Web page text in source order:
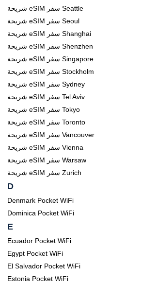
شريحة eSIM سفر Seattle
شريحة eSIM سفر Seoul
شريحة eSIM سفر Shanghai
شريحة eSIM سفر Shenzhen
شريحة eSIM سفر Singapore
شريحة eSIM سفر Stockholm
شريحة eSIM سفر Sydney
شريحة eSIM سفر Tel Aviv
شريحة eSIM سفر Tokyo
شريحة eSIM سفر Toronto
شريحة eSIM سفر Vancouver
شريحة eSIM سفر Vienna
شريحة eSIM سفر Warsaw
شريحة eSIM سفر Zurich
D
Denmark Pocket WiFi
Dominica Pocket WiFi
E
Ecuador Pocket WiFi
Egypt Pocket WiFi
El Salvador Pocket WiFi
Estonia Pocket WiFi